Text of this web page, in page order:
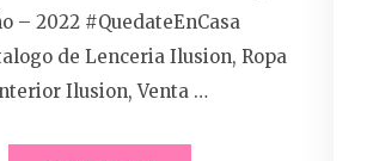
– 2022 #QuedateEnCasa
de Lenceria Ilusion, Ropa
Ilusion, Venta …